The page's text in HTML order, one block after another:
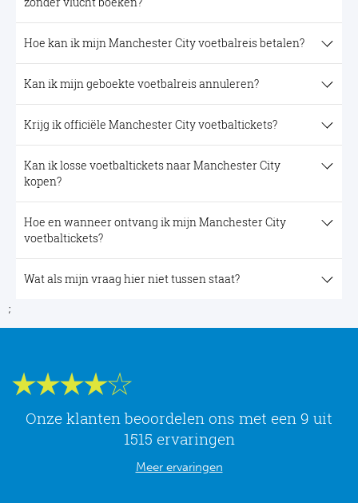
Hoe kan ik mijn Manchester City voetbalreis betalen?
Kan ik mijn geboekte voetbalreis annuleren?
Krijg ik officiële Manchester City voetbaltickets?
Kan ik losse voetbaltickets naar Manchester City
kopen?
Hoe en wanneer ontvang ik mijn Manchester City
voetbaltickets?
Wat als mijn vraag hier niet tussen staat?
;
Onze klanten beoordelen ons met een 9 uit
1515 ervaringen
Meer ervaringen